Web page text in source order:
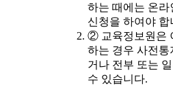
하는 때에는 온라
신청을 하여야 합
② 교육정보원은
하는 경우 사전
거나 전부 또는
수 있습니다.